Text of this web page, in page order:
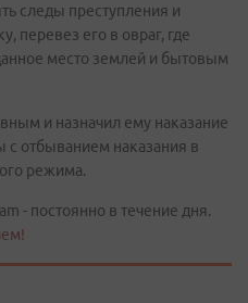
следы преступления и
перевез его в овраг, где
место землей и бытовым
и назначил ему наказание
отбыванием наказания в
режима.
- постоянно в течение дня.